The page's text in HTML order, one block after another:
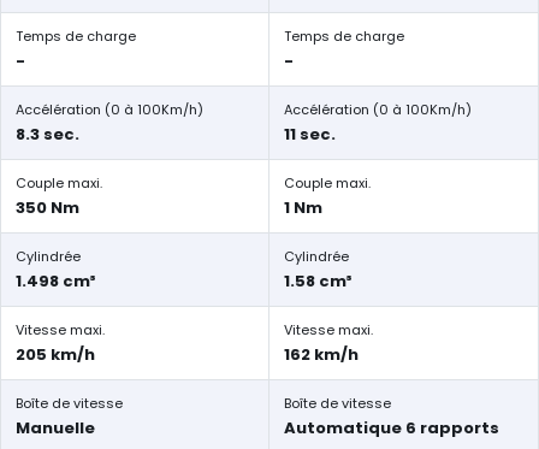
Temps de charge
-
Temps de charge
-
Accélération (0 à 100Km/h)
8.3 sec.
Accélération (0 à 100Km/h)
11 sec.
Couple maxi.
350 Nm
Couple maxi.
1 Nm
Cylindrée
1.498 cm³
Cylindrée
1.58 cm³
Vitesse maxi.
205 km/h
Vitesse maxi.
162 km/h
Boîte de vitesse
Manuelle
Boîte de vitesse
Automatique 6 rapports